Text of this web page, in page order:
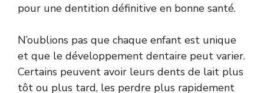
pour une dentition définitive en bonne santé.
N’oublions pas que chaque enfant est unique
et que le développement dentaire peut varier.
Certains peuvent avoir leurs dents de lait plus
tôt ou plus tard, les perdre plus rapidement